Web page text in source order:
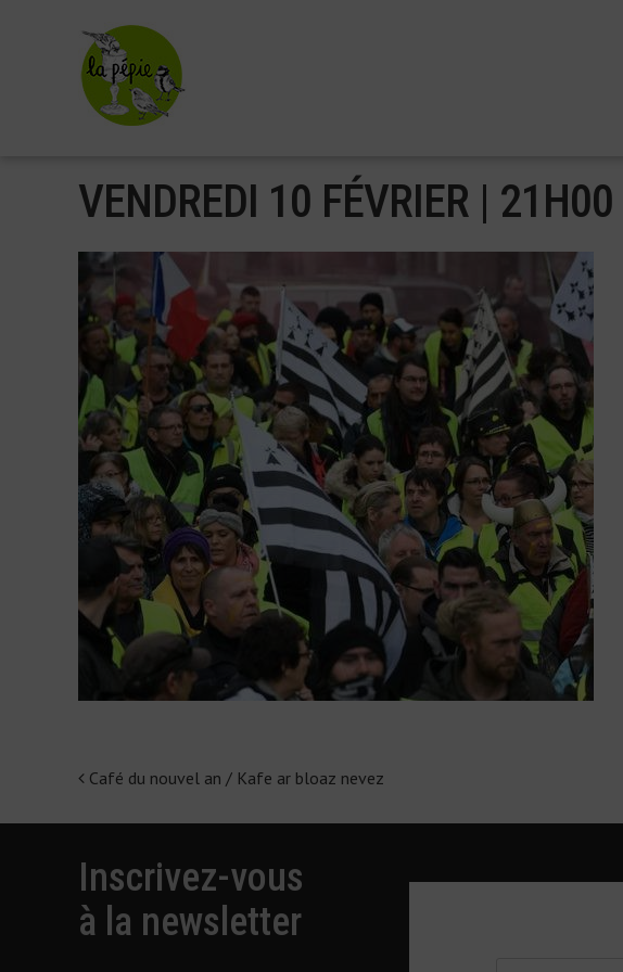
VENDREDI 10 FÉVRIER | 21H00
Navigation
de
l'article
Café du nouvel an / Kafe ar bloaz nevez
Inscrivez-vous
à la newsletter